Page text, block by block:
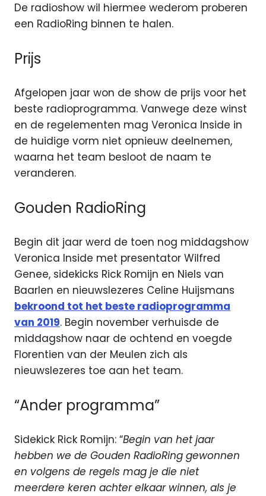
De radioshow wil hiermee wederom proberen
een RadioRing binnen te halen.
Prijs
Afgelopen jaar won de show de prijs voor het
beste radioprogramma. Vanwege deze winst
en de regelementen mag Veronica Inside in
de huidige vorm niet opnieuw deelnemen,
waarna het team besloot de naam te
veranderen.
Gouden RadioRing
Begin dit jaar werd de toen nog middagshow
Veronica Inside met presentator Wilfred
Genee, sidekicks Rick Romijn en Niels van
Baarlen en nieuwslezeres Celine Huijsmans
bekroond tot het beste radioprogramma
van 2019. Begin november verhuisde de
middagshow naar de ochtend en voegde
Florentien van der Meulen zich als
nieuwslezeres toe aan het team.
“Ander programma”
Sidekick Rick Romijn: “Begin van het jaar
hebben we de Gouden RadioRing gewonnen
en volgens de regels mag je die niet
meerdere keren achter elkaar winnen, als je